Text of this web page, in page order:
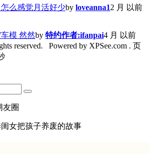
么感觉月活好少by loveanna12 月 以前
模 然然by 特约作者:ifanpai4 月 以前
reserved.
Powered by XPSee.com . 页
友圈